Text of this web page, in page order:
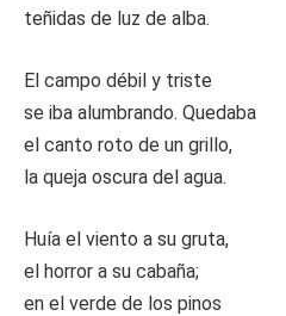
teñidas de luz de alba.
El campo débil y triste
se iba alumbrando. Quedaba
el canto roto de un grillo,
la queja oscura del agua.
Huía el viento a su gruta,
el horror a su cabaña;
en el verde de los pinos